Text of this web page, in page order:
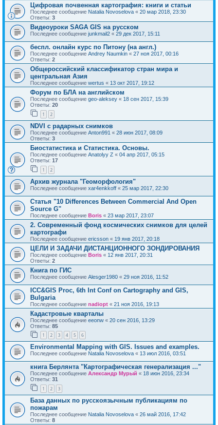
Цифровая почвенная картография: книги и статьи
Последнее сообщение Natalia Novoselova « 20 мар 2018, 23:30
Ответы: 3
Видеоуроки SAGA GIS на русском
Последнее сообщение junkmail2 « 29 дек 2017, 15:11
беспл. онлайн курс по Питону (на англ.)
Последнее сообщение Andrey Naumkin « 27 ноя 2017, 00:16
Ответы: 2
Общероссийский классификатор стран мира и
центральная Азия
Последнее сообщение wertus « 13 окт 2017, 19:12
Форум по БЛА на английском
Последнее сообщение geo-aleksey « 18 сен 2017, 15:39
Ответы: 20
1 2
NDVI с радарных снимков
Последнее сообщение Anton991 « 28 июн 2017, 08:09
Ответы: 3
Биостатистика и Статистика. Основы.
Последнее сообщение Anatolyy Z « 04 апр 2017, 05:15
Ответы: 17
1 2
Архив журнала "Геоморфология"
Последнее сообщение xar4enkkoff « 25 мар 2017, 22:30
Статья "10 Differences Between Commercial And Open
Source G"
Последнее сообщение Boris « 23 мар 2017, 23:07
2. Современный фонд космических снимков для целей
картографи
Последнее сообщение ericsson « 19 янв 2017, 20:18
ЦЕЛИ И ЗАДАЧИ ДИСТАНЦИОННОГО ЗОНДИРОВАНИЯ
Последнее сообщение Boris « 12 янв 2017, 20:31
Ответы: 2
Книга по ГИС
Последнее сообщение Alesger1980 « 29 ноя 2016, 11:52
ICC&GIS Proc, 6th Int Conf on Cartography and GIS,
Bulgaria
Последнее сообщение nadiopt « 21 ноя 2016, 19:13
Кадастровые кварталы
Последнее сообщение eeonw « 20 сен 2016, 13:29
Ответы: 85
1 2 3 4 5 6
Environmental Mapping with GIS. Issues and examples.
Последнее сообщение Natalia Novoselova « 13 июл 2016, 03:51
книга Берлянта "Картографическая генерализация ..."
Последнее сообщение Александр Мурый « 18 июн 2016, 23:34
Ответы: 31
1 2 3
База данных по русскоязычным публикациям по
пожарам
Последнее сообщение Natalia Novoselova « 26 май 2016, 17:42
Ответы: 8